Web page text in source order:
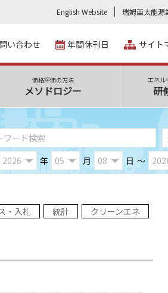
English Website 瑞姆亜太能源
い合わせ 年間休刊日 サイト
価格評価の方法
メソドロジー
エネル
研
年 月 日 ～
・入札 統計 クリーンエネ